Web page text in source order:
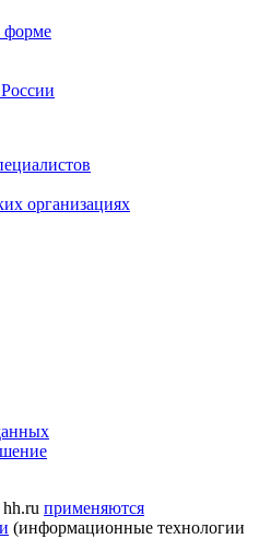
форме
организациях
применяются
(информационные технологии